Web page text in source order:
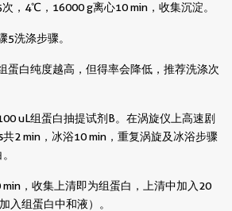
，4℃，16000 g离心10 min，收集沉淀。
5洗涤步骤。
蛋白纯度越高，但得率会降低，推荐洗涤次
uL组蛋白抽提试剂B。在涡旋仪上高速剧
2 min，冰浴10 min，重复涡旋及冰浴步骤
，收集上清即为组蛋白，上清中加入20
入组蛋白中和液）。